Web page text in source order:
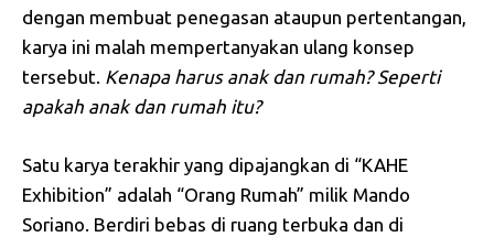
dengan membuat penegasan ataupun pertentangan,
karya ini malah mempertanyakan ulang konsep
tersebut. Kenapa harus anak dan rumah? Seperti
apakah anak dan rumah itu?
Satu karya terakhir yang dipajangkan di “KAHE
Exhibition” adalah “Orang Rumah” milik Mando
Soriano. Berdiri bebas di ruang terbuka dan di